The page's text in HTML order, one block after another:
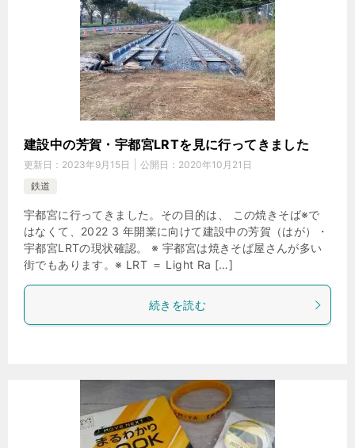
建設中の芳賀・宇都宮LRTを見に行ってきました
更新日： 2023年9月15日 公開日： 2020年10月21日
鉄道
宇都宮に行ってきました。その目的は、 この焼きそば※で
はなくて、2022 3 年開業に向けて建設中の芳賀（はが）・
宇都宮LRTの現状確認。 ※ 宇都宮は焼きそば屋さんが多い
街でもあります。※ LRT ＝ Light Ra […]
続きを読む